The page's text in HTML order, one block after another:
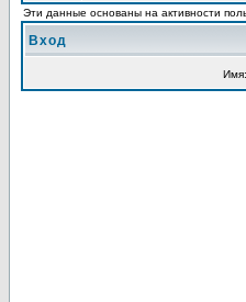
Эти данные основаны на активности
Вход
Имя: